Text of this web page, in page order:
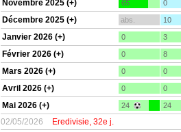
Novembre 2025 (+) 65 0
Décembre 2025 (+) abs. 10
Janvier 2026 (+) 0 3
Février 2026 (+) 0 8
Mars 2026 (+) 0 0
Avril 2026 (+) 0 0
Mai 2026 (+) 24 24
02/05/2026 Eredivisie, 32e j.